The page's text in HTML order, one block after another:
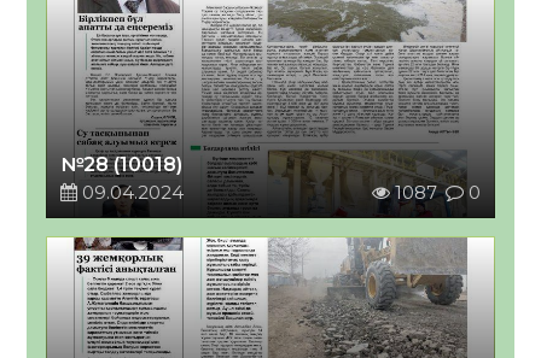
№28 (10018)
09.04.2024
1087 0